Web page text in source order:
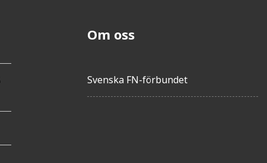
Om oss
Svenska FN-förbundet